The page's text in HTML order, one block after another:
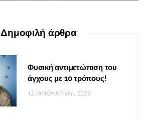
Δημοφιλή άρθρα
Φυσική αντιμετώπιση του
άγχους με 10 τρόπους!
12 ΙΑΝΟΥΑΡΊΟΥ, 2023